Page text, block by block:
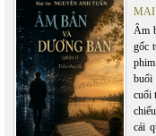
MAI
Âm
gốc
buổi
cuối
cái